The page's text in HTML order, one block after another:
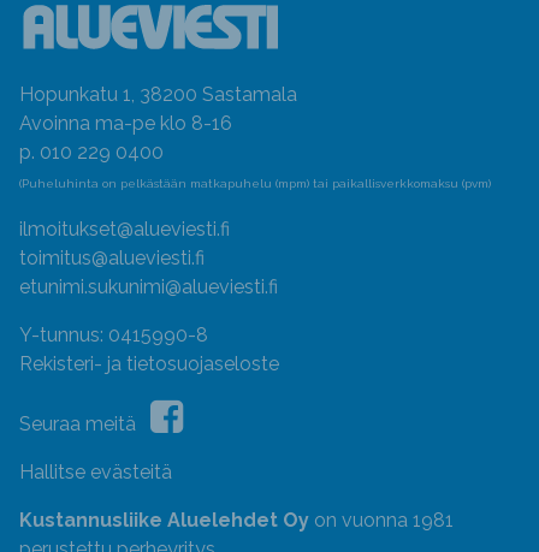
Hopunkatu 1, 38200 Sastamala
Avoinna ma-pe klo 8-16
p. 010 229 0400
(Puheluhinta on pelkästään matkapuhelu (mpm) tai paikallisverkkomaksu (pvm)
ilmoitukset@alueviesti.fi
toimitus@alueviesti.fi
etunimi.sukunimi@alueviesti.fi
Y-tunnus: 0415990-8
Rekisteri- ja tietosuojaseloste
Seuraa meitä
Hallitse evästeitä
Kustannusliike Aluelehdet Oy on vuonna 1981